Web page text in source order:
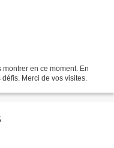
en ce moment. En
Merci de vos visites.